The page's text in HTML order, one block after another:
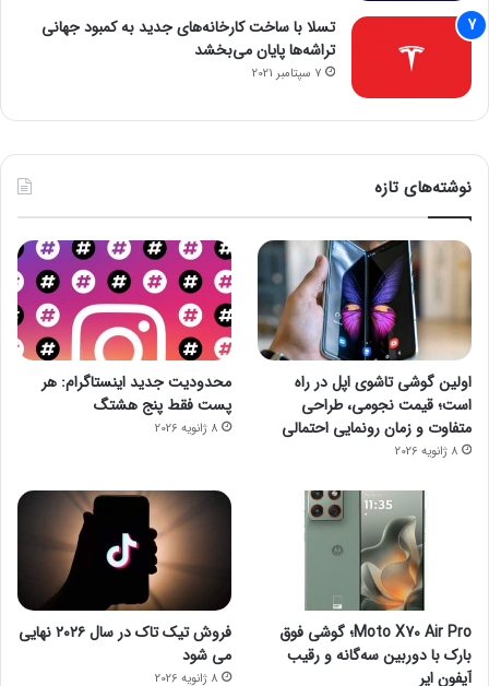
تسلا با ساخت کارخانه‌های جدید به کمبود جهانی
تراشه‌ها پایان می‌بخشد
7 سپتامبر 2021
نوشته‌های تازه
اولین گوشی تاشوی اپل در راه
است؛ قیمت نجومی، طراحی
متفاوت و زمان رونمایی احتمالی
8 ژانویه 2026
محدودیت جدید اینستاگرام: هر
پست فقط پنج هشتگ
8 ژانویه 2026
Moto X70 Air Pro؛ گوشی فوق
بارک با دوربین سه‌گانه و رقیب
آیفون ایر
فروش تیک تاک در سال ۲۰۲۶ نهایی
می شود
8 ژانویه 2026